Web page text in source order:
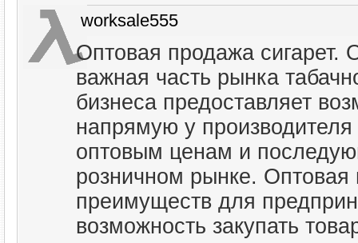
worksale555
Оптовая продажа сигарет.
важная часть рынка
бизнеса предоставляет
напрямую у
оптовым ценам и
розничном рынке. Оптовая
преимуществ для
возможность закупать